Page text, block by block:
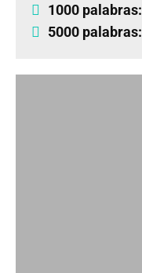
1000 palabras:
5000 palabras: